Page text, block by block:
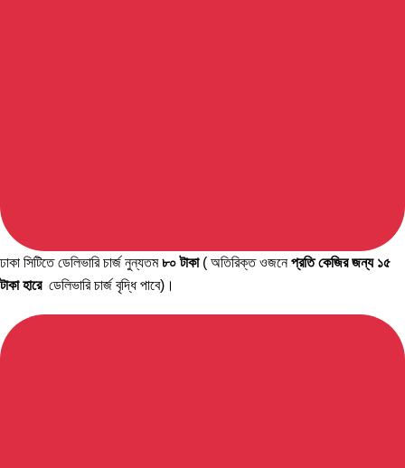
ঢাকা সিটিতে ডেলিভারি চার্জ নুন্যতম৮০ টাকা( অতিরিক্ত ওজনেপ্রতি কেজির জন্য ১৫
টাকা হারে ডেলিভারি চার্জ বৃদ্ধি পাবে)।